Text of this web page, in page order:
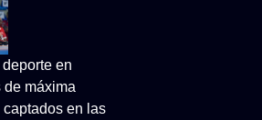
en
de máxima
en las